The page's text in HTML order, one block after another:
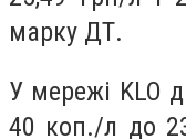
марку ДТ.
У мережі KLO
40 коп./л до